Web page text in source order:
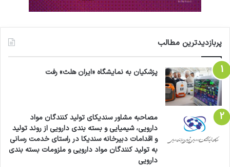
پربازدیدترین مطالب
پزشکیان به نمایشگاه «ایران هلث» رفت
مصاحبه مشاور سندیکای تولید کنندگان مواد
دارویی، شیمیایی و بسته بندی دارویی از روند تولید
و اقدامات دبیرخانه سندیکا در راستای خدمت رسانی
به تولید کنندگان مواد دارویی و ملزومات بسته بندی
دارویی